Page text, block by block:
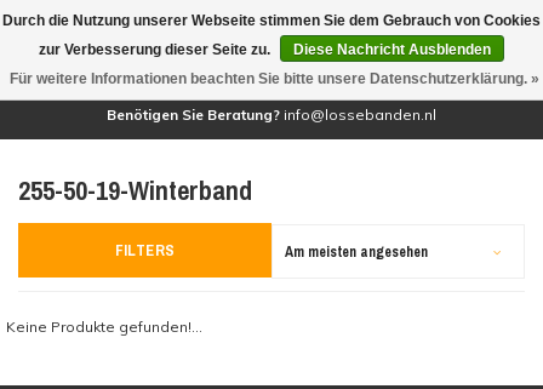
(0)
Benötigen Sie Beratung? info@lossebanden.nl
255-50-19-Winterband
FILTERS Am meisten angesehen
Keine Produkte gefunden!...
Durch die Nutzung unserer Webseite stimmen Sie dem Gebrauch von Cookies
zur Verbesserung dieser Seite zu.
Diese Nachricht Ausblenden
Für weitere Informationen beachten Sie bitte unsere Datenschutzerklärung. »